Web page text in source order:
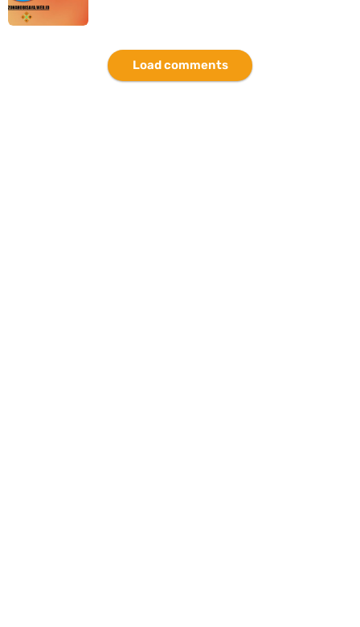
7 Kapal Pesiar Terberat Di Dunia, Simbol Ambisi Industri Pariwisata
Laut
Load comments